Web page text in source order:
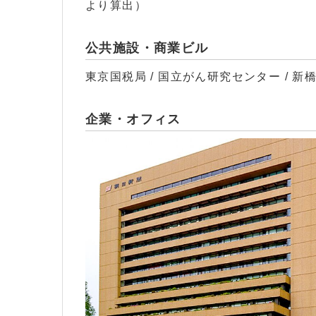
より算出）
公共施設・商業ビル
東京国税局 / 国立がん研究センター / 新
企業・オフィス